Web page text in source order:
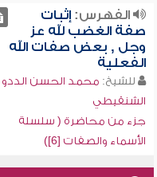
الفهرس:إثبات
صفة الغضب لله عز
وجل , بعض صفات الله
الفعلية
للشيخ: محمد الحسن الددو
الشنقيطي
جزء من محاضرة ( سلسلة
الأسماء والصفات [6])